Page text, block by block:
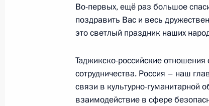
фонда
11 февраля 2021 года, 21:00
Посещение Музея Победы
27 января 2021 года, 19:30
Во-первых, ещё раз большое
поздравить Вас и весь
это светлый праздник наших
Таджикско-российские
сотрудничества. Россия – наш
связи в культурно-гуманитарной
взаимодействие в сфере